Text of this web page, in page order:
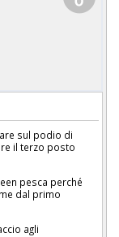
sul podio di
il terzo posto
pesca perché
dal primo
agli